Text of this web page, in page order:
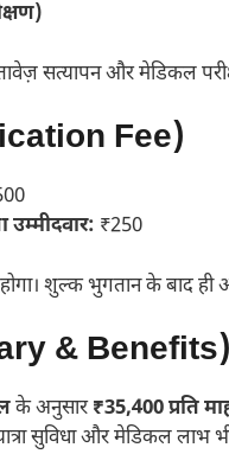
सत्यापन और मेडिकल
Fee)
₹250
शुल्क भुगतान के बाद ही
& Benefits)
के अनुसार₹35,400 प्रति
सुविधा और मेडिकल लाभ भी